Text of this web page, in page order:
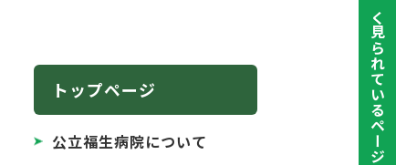
よく見られているページ
トップページ
公立福生病院について